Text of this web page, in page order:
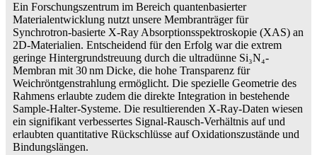
Ein Forschungszentrum im Bereich quantenbasierter
Materialentwicklung nutzt unsere Membranträger für
Synchrotron-basierte X-Ray Absorptionsspektroskopie (XAS) an
2D-Materialien. Entscheidend für den Erfolg war die extrem
geringe Hintergrundstreuung durch die ultradünne Si₃N₄-
Membran mit 30 nm Dicke, die hohe Transparenz für
Weichröntgenstrahlung ermöglicht. Die spezielle Geometrie des
Rahmens erlaubte zudem die direkte Integration in bestehende
Sample-Halter-Systeme. Die resultierenden X-Ray-Daten wiesen
ein signifikant verbessertes Signal-Rausch-Verhältnis auf und
erlaubten quantitative Rückschlüsse auf Oxidationszustände und
Bindungslängen.